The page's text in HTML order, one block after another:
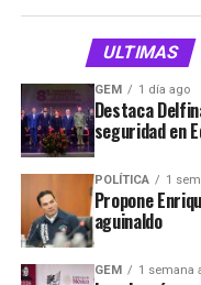
SeÃ±alÃ³ que enel
grandes prospectos
buscarÃ¡ no solo
desarrollen sus
regionales y nacionales.
ULTIMAS
GEM 1 día ago
Destaca
seguridad en
POLÍTICA 1
Propone
aguinaldo
GEM 1 semana